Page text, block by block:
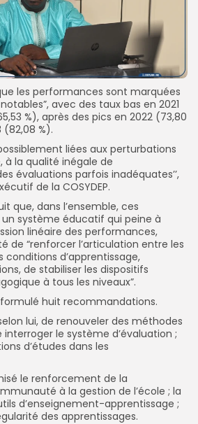
les performances sont marquées
avec des taux bas en 2021
%), après des pics en 2022 (73,80
%).
liées aux perturbations
à la qualité inégale de
évaluations parfois inadéquates’’,
de la COSYDEP.
que, dans l’ensemble, ces
système éducatif qui peine à
linéaire des performances,
de “renforcer l’articulation entre les
conditions d’apprentissage,
de stabiliser les dispositifs
à tous les niveaux”.
formulé huit recommandations.
lui, de renouveler des méthodes
le système d’évaluation ;
d’études dans les
le renforcement de la
à la gestion de l’école ; la
d’enseignement-apprentissage ;
des apprentissages.